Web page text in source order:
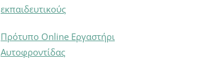
εκπαιδευτικούς
Πρότυπο Online Εργαστήρι
Αυτοφροντίδας